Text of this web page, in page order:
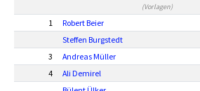
(Vorlagen)
1 Robert Beier
Steffen Burgstedt
3
Andreas Müller
4
Ali Demirel